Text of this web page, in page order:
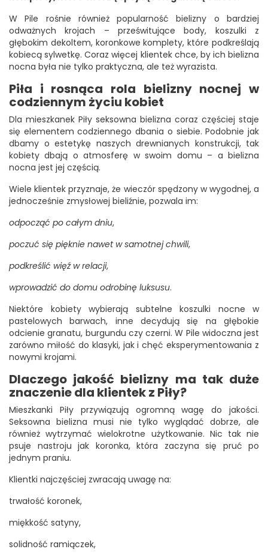
W Pile rośnie również popularność bielizny o bardziej
odważnych krojach – prześwitujące body, koszulki z
głębokim dekoltem, koronkowe komplety, które podkreślają
kobiecą sylwetkę. Coraz więcej klientek chce, by ich bielizna
nocna była nie tylko praktyczna, ale też wyrazista.
Piła i rosnąca rola bielizny nocnej w
codziennym życiu kobiet
Dla mieszkanek Piły seksowna bielizna coraz częściej staje
się elementem codziennego dbania o siebie. Podobnie jak
dbamy o estetykę naszych drewnianych konstrukcji, tak
kobiety dbają o atmosferę w swoim domu – a bielizna
nocna jest jej częścią.
Wiele klientek przyznaje, że wieczór spędzony w wygodnej, a
jednocześnie zmysłowej bieliźnie, pozwala im:
odpocząć po całym dniu,
poczuć się pięknie nawet w samotnej chwili,
podkreślić więź w relacji,
wprowadzić do domu odrobinę luksusu.
Niektóre kobiety wybierają subtelne koszulki nocne w
pastelowych barwach, inne decydują się na głębokie
odcienie granatu, burgundu czy czerni. W Pile widoczna jest
zarówno miłość do klasyki, jak i chęć eksperymentowania z
nowymi krojami.
Dlaczego jakość bielizny ma tak duże
znaczenie dla klientek z Piły?
Mieszkanki Piły przywiązują ogromną wagę do jakości.
Seksowna bielizna musi nie tylko wyglądać dobrze, ale
również wytrzymać wielokrotne użytkowanie. Nic tak nie
psuje nastroju jak koronka, która zaczyna się pruć po
jednym praniu.
Klientki najczęściej zwracają uwagę na:
trwałość koronek,
miękkość satyny,
solidność ramiączek,